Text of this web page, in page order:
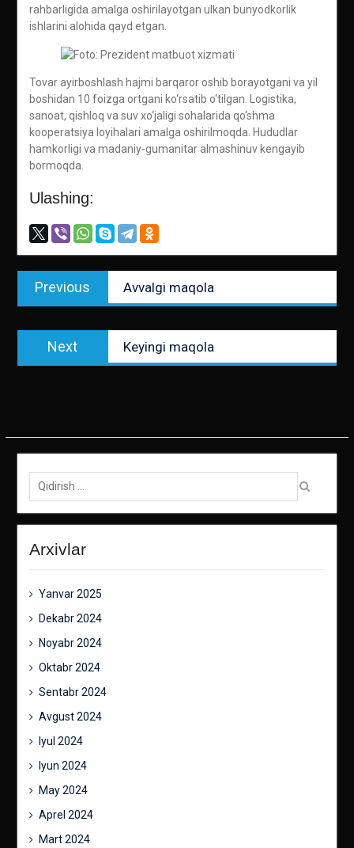
rahbarligida amalga oshirilayotgan ulkan bunyodkorlik
ishlarini alohida qayd etgan.
Tovar ayirboshlash hajmi barqaror oshib borayotgani va yil
boshidan 10 foizga ortgani ko‘rsatib o‘tilgan. Logistika,
sanoat, qishloq va suv xo‘jaligi sohalarida qo‘shma
kooperatsiya loyihalari amalga oshirilmoqda. Hududlar
hamkorligi va madaniy-gumanitar almashinuv kengayib
bormoqda.
Ulashing:
Post
menyusi
Previous
post:
Avvalgi maqola
Next
post:
Keyingi maqola
Qidirish:
Arxivlar
Yanvar 2025
Dekabr 2024
Noyabr 2024
Oktabr 2024
Sentabr 2024
Avgust 2024
Iyul 2024
Iyun 2024
May 2024
Aprel 2024
Mart 2024